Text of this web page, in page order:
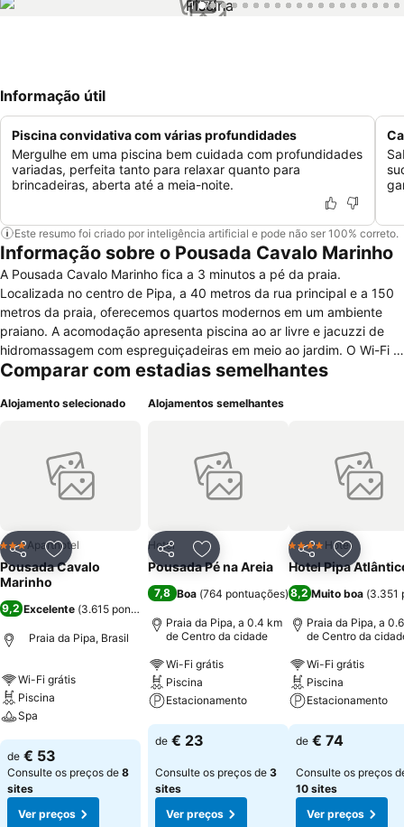
1 / 71
Informação útil
Piscina convidativa com várias profundidades
Mergulhe em uma piscina bem cuidada com profundidades
variadas, perfeita tanto para relaxar quanto para
brincadeiras, aberta até a meia-noite.
Este resumo foi criado por inteligência artificial e pode não ser 100% correto.
Informação sobre o Pousada Cavalo Marinho
A Pousada Cavalo Marinho fica a 3 minutos a pé da praia.
Localizada no centro de Pipa, a 40 metros da rua principal e a 150
metros da praia, oferecemos quartos modernos em um ambiente
praiano. A acomodação apresenta piscina ao ar livre e jacuzzi de
hidromassagem com espreguiçadeiras em meio ao jardim. O Wi-Fi é
gratuito em todos os ambientes e quartos. Os quartos da Pousada
às plantas nativas. Todos incluem ar-condicionado, TV, frigobar e
O buffet do café da manhã inclui ovos, queijos, bolos, frutas, sucos,
bebidas quentes, e muito mais. A equipe multilingue pode organizar
passeios de buggy, cavalo e caiaque. O estacionamento privativo
localizações mais bem avaliadas em Pipa!
Comparar com estadias semelhantes
Alojamento selecionado
PartilharAdicionar aos favoritos
3 EstrelasAparthotel
Pousada Cavalo
Marinho
9,2 Excelente (3.615 pontuações
Praia da Pipa, Brasil
Wi-Fi grátis
Piscina
Spa
Ver preços
de € 53
Consulte os preços de 8
sites
Ver preços
Alojamentos semelhantes
PartilharAdicionar aos favoritos
Hotel
Pousada Pé na Areia
7,8 Boa (764 pontuações)
Praia da Pipa, a 0.4 km
de Centro da cidade
Wi-Fi grátis
Piscina
Estacionamento
Ver preços
de € 23
Consulte os preços de 3
sites
Ver preços
Partilhar
4 EstrelasHotel
Hotel Pipa
8,2 Muito boa (3.351
Praia da Pipa, a
de Centro da
Wi-Fi grátis
Piscina
Estacionamento
Ver preços
de € 74
Consulte os preços
10 sites
Ver preços